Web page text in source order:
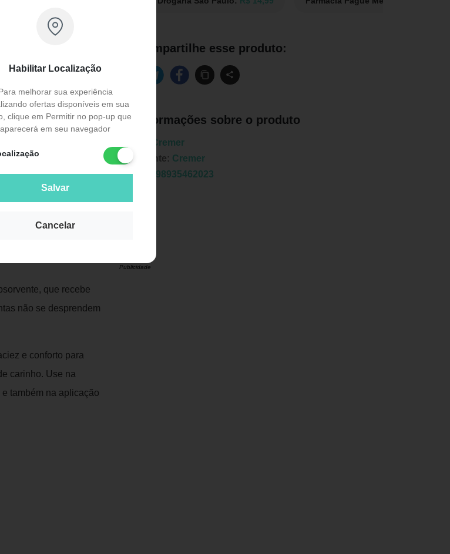
Habilitar Localização
melhorar sua experiência
ofertas disponíveis em sua
clique em Permitir no pop-up que
aparecerá em seu navegador
Salvar
Cancelar
que recebe
não se desprendem
e conforto para
carinho. Use na
também na aplicação
Compartilhe esse produto:
Informações sobre o produto
Cremer
Fabricante: Cremer
EAN:
7898935462023
Publicidade